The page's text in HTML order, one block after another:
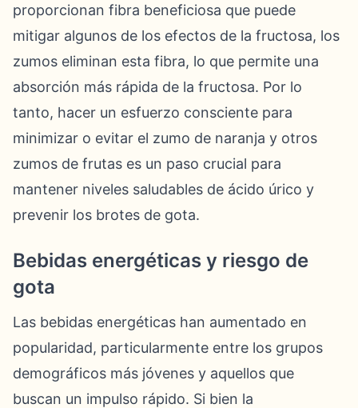
proporcionan fibra beneficiosa que puede
mitigar algunos de los efectos de la fructosa, los
zumos eliminan esta fibra, lo que permite una
absorción más rápida de la fructosa. Por lo
tanto, hacer un esfuerzo consciente para
minimizar o evitar el zumo de naranja y otros
zumos de frutas es un paso crucial para
mantener niveles saludables de ácido úrico y
prevenir los brotes de gota.
Bebidas energéticas y riesgo de
gota
Las bebidas energéticas han aumentado en
popularidad, particularmente entre los grupos
demográficos más jóvenes y aquellos que
buscan un impulso rápido. Si bien la